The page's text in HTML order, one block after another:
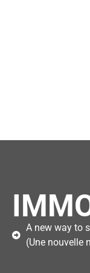
A new way to
(Une nouvelle